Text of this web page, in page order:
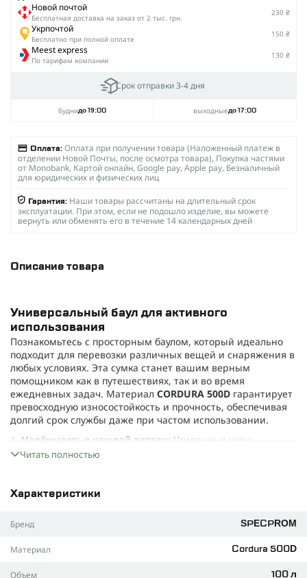
Новой почтой
Беcплатная доставка на заказ от 2 тыс. грн.
230 ₴
Укрпочтой
Бесплатно при полной оплате
150 ₴
Meest express
По тарифам компании
130 ₴
Срок отправки 3-4 дня
буднидо 19:00 выходныедо 17:00
Оплата: Оплата при получении товара (Наложенный платеж в
отделении Новой Почты, после осмотра товара), Покупка частями
от Monobank, Картой онлайн, Google pay, Apple pay, Безналичный
для юридических и физических лиц
Гарантия: Наши товары рассчитаны на длительный срок
эксплуатации. При этом, если не подошло изделие, вы можете
вернуть или обменять его в течение 14 календарных дней
Описание товара
Универсальный баул для активного
использования
Познакомьтесь с просторным баулом, который идеально
подходит для перевозки различных вещей и снаряжения в
любых условиях. Эта сумка станет вашим верным
помощником как в путешествиях, так и во время
ежедневных задач. Материал CORDURA 500D гарантирует
превосходную износостойкость и прочность, обеспечивая
долгий срок службы даже при частом использовании.
Надёжность в каждой детали: Усиленные швы
позволяют безопасно переносить тяжёлые и объёмные
ручками — верхней и боковой, что делает её
Дополнительная фиксация груза:
пряжки позволяют надёжно закрепить вещи внутри
баула и предотвратить их смещение во время
перемещения.
Читать полностью
Характеристики
Бренд SPECPROM
Материал Cordura 500D
Объем 100 л